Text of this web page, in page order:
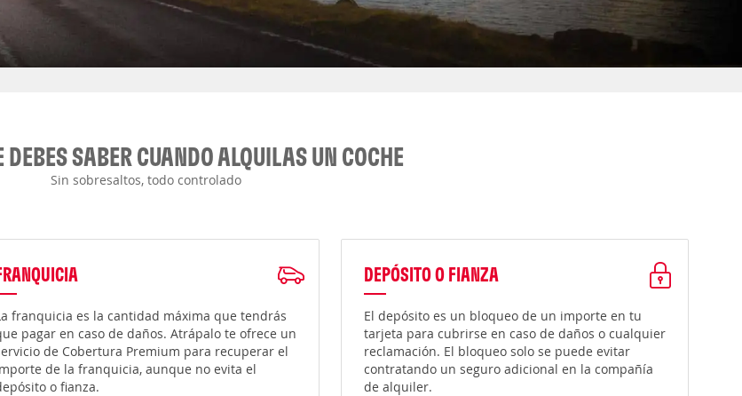
DEBES SABER CUANDO ALQUILAS UN COCHE
Sin sobresaltos, todo controlado
franquicia es la cantidad máxima que tendrás
pagar en caso de daños. Atrápalo te ofrece un
de Cobertura Premium para recuperar el
de la franquicia, aunque no evita el
o fianza.
DEPÓSITO O FIANZA
El depósito es un bloqueo de un importe en tu
tarjeta para cubrirse en caso de daños o cualquier
reclamación. El bloqueo solo se puede evitar
contratando un seguro adicional en la compañía
de alquiler.